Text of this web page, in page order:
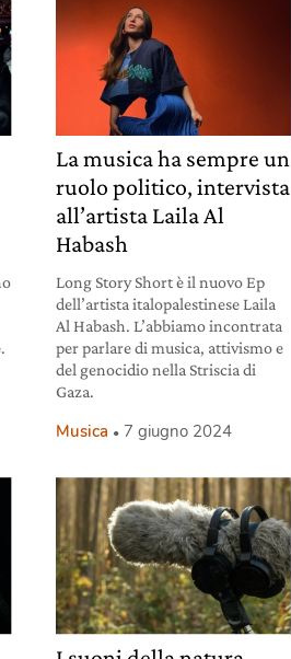
La musica ha sempre un
ruolo politico, intervista
all’artista Laila Al
Habash
Long Story Short è il nuovo Ep
dell’artista italopalestinese Laila
Al Habash. L’abbiamo incontrata
per parlare di musica, attivismo e
del genocidio nella Striscia di
Gaza.
Musica 7 giugno 2024